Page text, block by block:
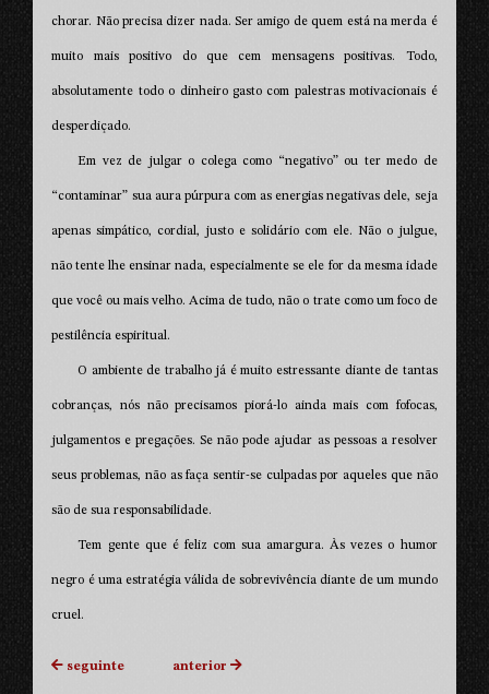
chorar. Não precisa dizer nada. Ser amigo de quem está na merda é
muito mais positivo do que cem mensagens positivas. Todo,
absolutamente todo o dinheiro gasto com palestras motivacionais é
desperdiçado.
Em vez de julgar o colega como “negativo” ou ter medo de
“contaminar” sua aura púrpura com as energias negativas dele, seja
apenas simpático, cordial, justo e solidário com ele. Não o julgue,
não tente lhe ensinar nada, especialmente se ele for da mesma idade
que você ou mais velho. Acima de tudo, não o trate como um foco de
pestilência espiritual.
O ambiente de trabalho já é muito estressante diante de tantas
cobranças, nós não precisamos piorá-lo ainda mais com fofocas,
julgamentos e pregações. Se não pode ajudar as pessoas a resolver
seus problemas, não as faça sentir-se culpadas por aqueles que não
são de sua responsabilidade.
Tem gente que é feliz com sua amargura. Às vezes o humor
negro é uma estratégia válida de sobrevivência diante de um mundo
cruel.
seguinte anterior